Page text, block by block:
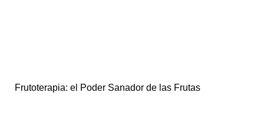
Frutoterapia: el Poder Sanador de las Frutas